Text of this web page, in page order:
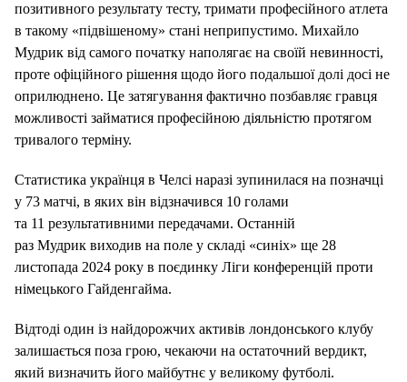
позитивного результату тесту, тримати професійного атлета
в такому «підвішеному» стані неприпустимо. Михайло
Мудрик від самого початку наполягає на своїй невинності,
проте офіційного рішення щодо його подальшої долі досі не
оприлюднено. Це затягування фактично позбавляє гравця
можливості займатися професійною діяльністю протягом
тривалого терміну.
Статистика українця в Челсі наразі зупинилася на позначці
у 73 матчі, в яких він відзначився 10 голами
та 11 результативними передачами. Останній
раз Мудрик виходив на поле у складі «синіх» ще 28
листопада 2024 року в поєдинку Ліги конференцій проти
німецького Гайденгайма.
Відтоді один із найдорожчих активів лондонського клубу
залишається поза грою, чекаючи на остаточний вердикт,
який визначить його майбутнє у великому футболі.